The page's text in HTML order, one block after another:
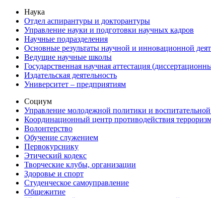
Наука
Отдел аспирантуры и докторантуры
Управление науки и подготовки научных кадров
Научные подразделения
Основные результаты научной и инновационной
Ведущие научные школы
Государственная научная аттестация
Издательская деятельность
Университет – предприятиям
Социум
Управление молодежной политики и воспитательной
Координационный центр противодействия
Волонтерство
Обучение служением
Первокурснику
Этический кодекс
Творческие клубы, организации
Здоровье и спорт
Студенческое самоуправление
Общежитие